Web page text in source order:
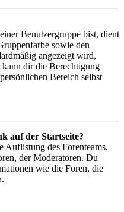
Benutzergruppe bist, dient
sowie den
angezeigt wird,
dir die Berechtigung
Bereich selbst
auf der Startseite?
Auflistung des Forenteams,
der Moderatoren. Du
wie die Foren, die